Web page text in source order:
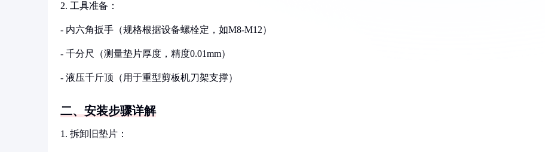
2. 工具准备：
- 内六角扳手（规格根据设备螺栓定，如M8-M12）
- 千分尺（测量垫片厚度，精度0.01mm）
- 液压千斤顶（用于重型剪板机刀架支撑）
二、安装步骤详解
1. 拆卸旧垫片：